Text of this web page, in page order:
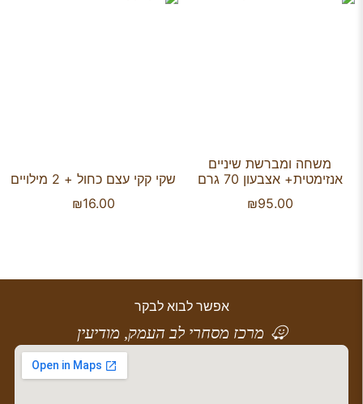
משחה ומברשת שיניים
אנזימטית+ אצבעון 70 גרם
₪95.00
שקי קקי עצם כחול + 2 מילויים
₪16.00
אפשר לבוא לבקר
מרכז מסחרי לב העמק, מודיעין